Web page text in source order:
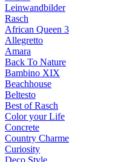
Leinwandbilder
Rasch
African Queen 3
Allegretto
Amara
Back To Nature
Bambino XIX
Beachhouse
Beltesto
Best of Rasch
Color your Life
Concrete
Country Charme
Curiosity
Deco Style